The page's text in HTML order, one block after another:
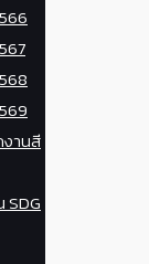
งานสี
SDG